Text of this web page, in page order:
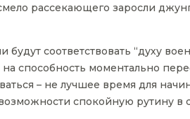
рассекающего заросли
соответствовать “духу
способность моментально
– не лучшее время для
спокойную рутину в